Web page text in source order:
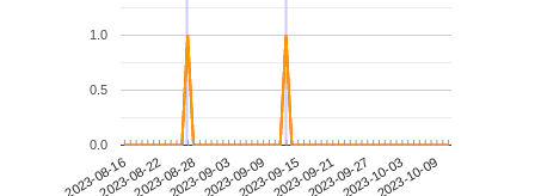
2023-08-162023-08-222023-08-282023-09-032023-09-092023-09-152023-09-212023-09-272023-10-032023-10-09
0.0
0.5
1.0